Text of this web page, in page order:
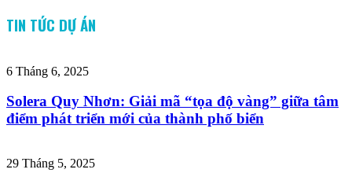
TIN TỨC DỰ ÁN
6 Tháng 6, 2025
Solera Quy Nhơn: Giải mã “tọa độ vàng” giữa tâm
điểm phát triển mới của thành phố biển
29 Tháng 5, 2025